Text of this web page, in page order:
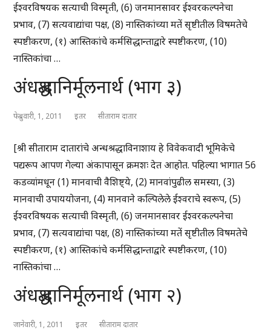
ईश्वरविषयक सत्याची विस्मृती, (6) जनमानसावर ईश्वरकल्पनेचा
प्रभाव, (7) सत्यवाद्यांचा पक्ष, (8) नास्तिकांच्या मतें सृष्टीतील विषमतेचे
स्पष्टीकरण, (१) आस्तिकांचे कर्मसिद्धान्ताद्वारे स्पष्टीकरण, (10)
नास्तिकांचा …
अंधश्रद्धानिर्मूलनार्थ (भाग ३)
फेब्रुवारी, 1, 2011 इतर सीताराम दातार
[श्री सीताराम दातारांचे अन्धश्रद्धाविनाशाय हे विवेकवादी भूमिकेचे
पद्यरूप आपण गेल्या अंकापासून क्रमशः देत आहोत. पहिल्या भागात 56
कडव्यांमधून (1) मानवाची वैशिष्ट्ये, (2) मानवांपुढील समस्या, (3)
मानवाची उपाययोजना, (4) मानवाने कल्पिलेले ईश्वराचे स्वरूप, (5)
ईश्वरविषयक सत्याची विस्मृती, (6) जनमानसावर ईश्वरकल्पनेचा
प्रभाव, (7) सत्यवाद्यांचा पक्ष, (8) नास्तिकांच्या मतें सृष्टीतील विषमतेचे
स्पष्टीकरण, (१) आस्तिकांचे कर्मसिद्धान्ताद्वारे स्पष्टीकरण, (10)
नास्तिकांचा …
अंधश्रद्धानिर्मूलनार्थ (भाग २)
जानेवारी, 1, 2011 इतर सीताराम दातार